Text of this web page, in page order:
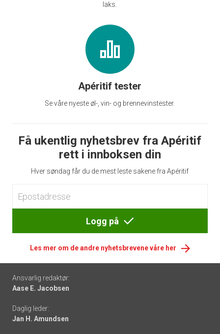
laks.
Apéritif tester
Se våre nyeste øl-, vin- og brennevinstester.
Få ukentlig nyhetsbrev fra Apéritif
rett i innboksen din
Hver søndag får du de mest leste sakene fra Apéritif
Logg på
Les mer om de andre nyhetsbrevene våre her
Footer
-
links
Ansvarlig redaktør:
Aase E. Jacobsen
Daglig leder:
Jan H. Amundsen